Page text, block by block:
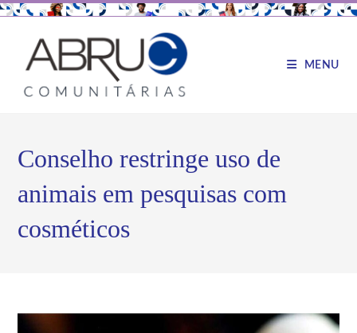
MENU
Conselho restringe uso de
animais em pesquisas com
cosméticos